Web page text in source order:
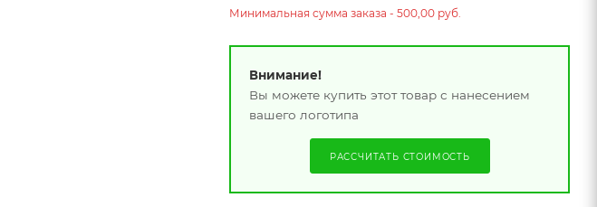
Минимальная сумма заказа - 500,00 руб.
Внимание!
Вы можете купить этот товар с нанесением
вашего логотипа
РАССЧИТАТЬ СТОИМОСТЬ